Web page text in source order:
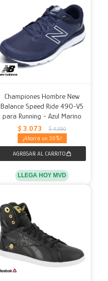
Championes Hombre New
Balance Speed Ride 490-V5
para Running - Azul Marino
$ 3.073 $ 4.390
30
LLEGA HOY MVD